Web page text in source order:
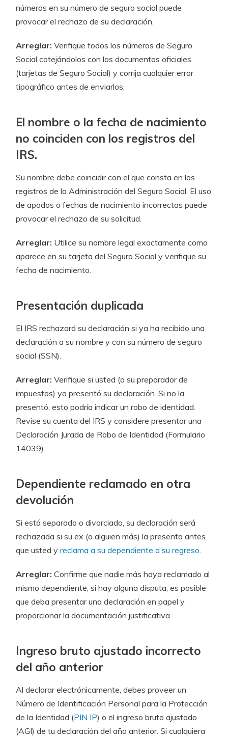
números en su número de seguro social puede
provocar el rechazo de su declaración.
Arreglar: Verifique todos los números de Seguro
Social cotejándolos con los documentos oficiales
(tarjetas de Seguro Social) y corrija cualquier error
tipográfico antes de enviarlos.
El nombre o la fecha de nacimiento
no coinciden con los registros del
IRS.
Su nombre debe coincidir con el que consta en los
registros de la Administración del Seguro Social. El uso
de apodos o fechas de nacimiento incorrectas puede
provocar el rechazo de su solicitud.
Arreglar: Utilice su nombre legal exactamente como
aparece en su tarjeta del Seguro Social y verifique su
fecha de nacimiento.
Presentación duplicada
El IRS rechazará su declaración si ya ha recibido una
declaración a su nombre y con su número de seguro
social (SSN).
Arreglar: Verifique si usted (o su preparador de
impuestos) ya presentó su declaración. Si no la
presentó, esto podría indicar un robo de identidad.
Revise su cuenta del IRS y considere presentar una
Declaración Jurada de Robo de Identidad (Formulario
14039).
Dependiente reclamado en otra
devolución
Si está separado o divorciado, su declaración será
rechazada si su ex (o alguien más) la presenta antes
que usted yreclama a su dependiente a su regreso.
Arreglar: Confirme que nadie más haya reclamado al
mismo dependiente; si hay alguna disputa, es posible
que deba presentar una declaración en papel y
proporcionar la documentación justificativa.
Ingreso bruto ajustado incorrecto
del año anterior
Al declarar electrónicamente, debes proveer un
Número de Identificación Personal para la Protección
de la Identidad (PIN IP) o el ingreso bruto ajustado
(AGI) de tu declaración del año anterior. Si cualquiera